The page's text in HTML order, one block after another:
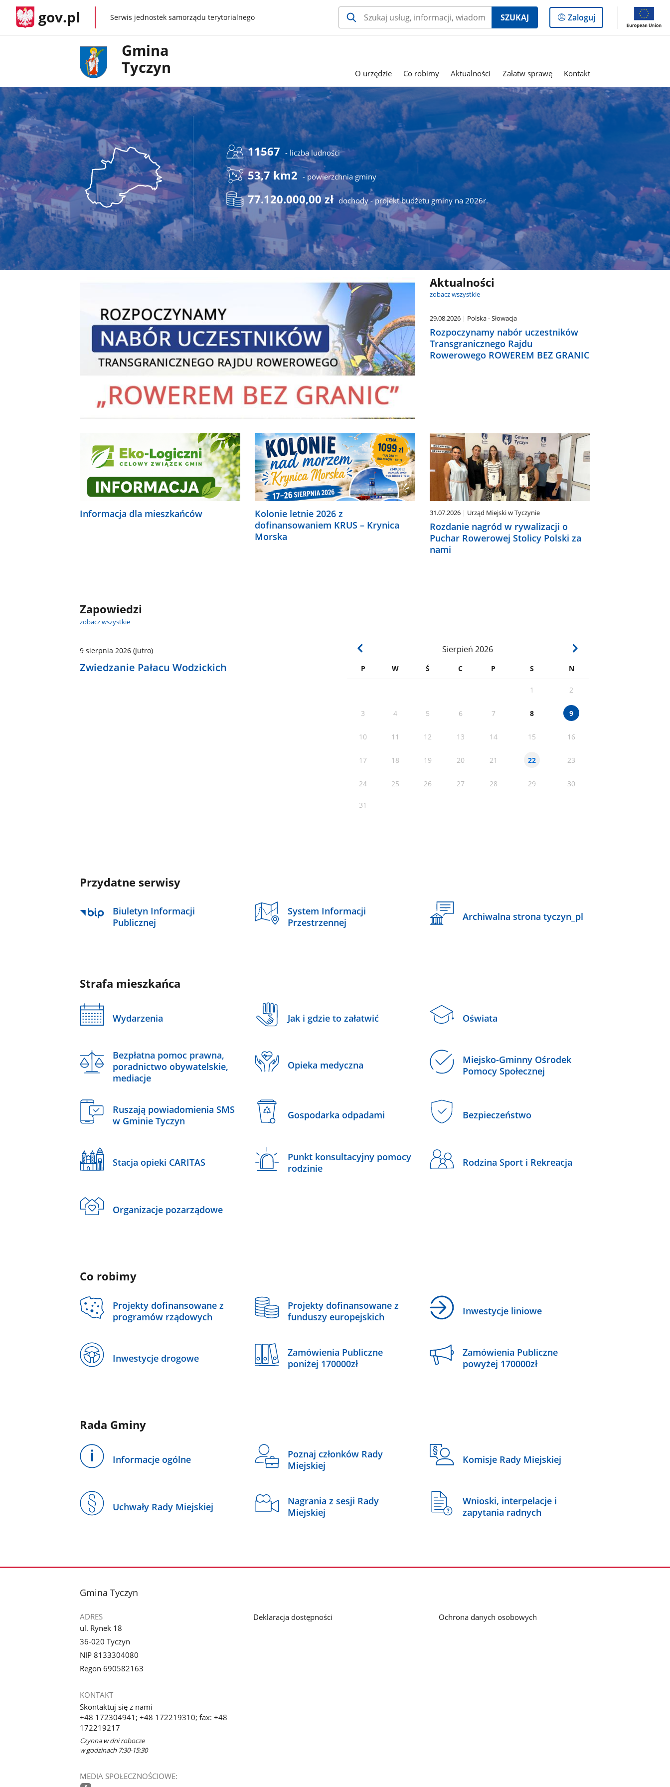
gov.pl gov.plSerwis jednostek samorządu terytorialnego SZUKAJ
Logowanie
do
Zaloguj
Gmina
Tyczyn
O urzędzie Co robimy Aktualności Załatw sprawę Kontakt
11567 - liczba ludności
53,7 km2 - powierzchnia gminy
77.120.000,00 zł dochody - projekt budżetu gminy na 2026r.
Aktualności
zobacz wszystkie
29.08.2026 Polska - Słowacja
Rozpoczynamy nabór uczestników
Transgranicznego Rajdu
Rowerowego ROWEREM BEZ GRANIC
Informacja dla mieszkańców
Kolonie letnie 2026 z
dofinansowaniem KRUS – Krynica
Morska
31.07.2026 Urząd Miejski w Tyczynie
Rozdanie nagród w rywalizacji o
Puchar Rowerowej Stolicy Polski za
nami
Zapowiedzi
zobacz wszystkie
Sierpień 2026
P W Ś C P S N
1 2
3 4 5 6 7 8 9
10 11 12 13 14 15 16
17 18 19 20 21 22 23
24 25 26 27 28 29 30
31
9 sierpnia 2026(Jutro)
Zwiedzanie Pałacu Wodzickich
Przydatne serwisy
Biuletyn Informacji
Publicznej
System Informacji
Przestrzennej
Archiwalna strona tyczyn_pl
Strafa mieszkańca
Wydarzenia Jak i gdzie to załatwić Oświata
Bezpłatna pomoc prawna,
poradnictwo obywatelskie,
mediacje
Opieka medyczna
Miejsko-Gminny Ośrodek
Pomocy Społecznej
Ruszają powiadomienia SMS
w Gminie Tyczyn
Gospodarka odpadami Bezpieczeństwo
Stacja opieki CARITAS
Punkt konsultacyjny pomocy
rodzinie
Rodzina Sport i Rekreacja
Organizacje pozarządowe
Co robimy
Projekty dofinansowane z
programów rządowych
Projekty dofinansowane z
funduszy europejskich
Inwestycje liniowe
Inwestycje drogowe
Zamówienia Publiczne
poniżej 170000zł
Zamówienia Publiczne
powyżej 170000zł
Rada Gminy
Informacje ogólne
Poznaj członków Rady
Miejskiej
Komisje Rady Miejskiej
Uchwały Rady Miejskiej
Nagrania z sesji Rady
Miejskiej
Wnioski, interpelacje i
zapytania radnych
stopka
Gmina Tyczyn
ADRES
ul. Rynek 18
36-020 Tyczyn
NIP 8133304080
Regon 690582163
KONTAKT
Skontaktuj się z nami
+48 172304941; +48 172219310; fax: +48
172219217
Czynna w dni robocze
w godzinach 7:30-15:30
MEDIA SPOŁECZNOŚCIOWE:
Deklaracja dostępności Ochrona danych osobowych